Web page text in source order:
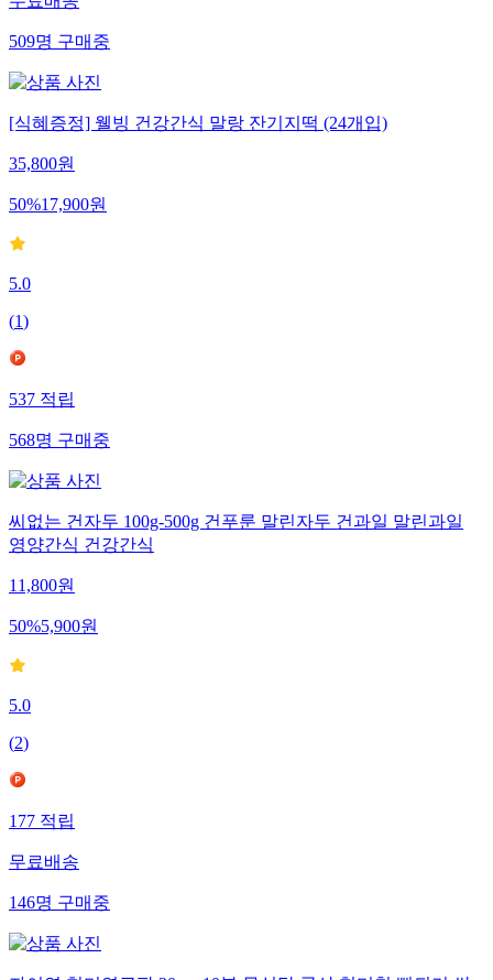
무료배송
509명구매중
[식혜증정] 웰빙 건강간식 말랑 잔기지떡 (24개입)
35,800원
50%17,900원
5.0
(1)
537적립
568명구매중
씨없는 건자두 100g-500g 건푸룬 말린자두 건과일 말린과일
영양간식 건강간식
11,800원
50%5,900원
5.0
(2)
177적립
무료배송
146명구매중